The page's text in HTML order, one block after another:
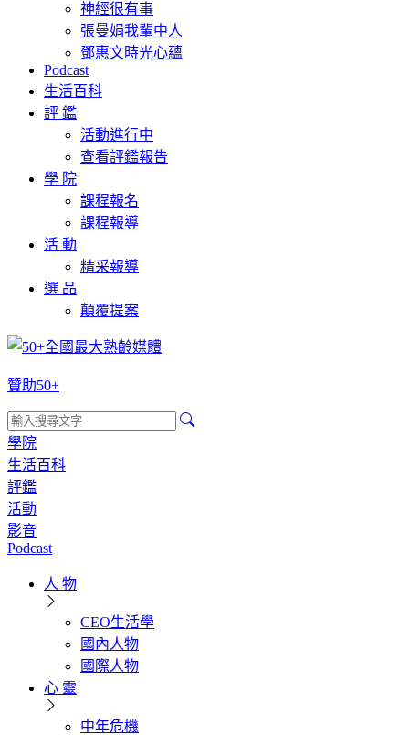
神經很有事
張曼娟我輩中人
鄧惠文時光心蘊
Podcast
生活百科
評 鑑
活動進行中
查看評鑑報告
學 院
課程報名
課程報導
活 動
精采報導
選 品
顛覆提案
贊助50+
學院
生活百科
評鑑
活動
影音
Podcast
人 物
CEO生活學
國內人物
國際人物
心 靈
中年危機